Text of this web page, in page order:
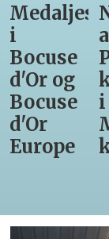
i
Bocuse
d'Or og
Bocuse
d'Or
Europe
i